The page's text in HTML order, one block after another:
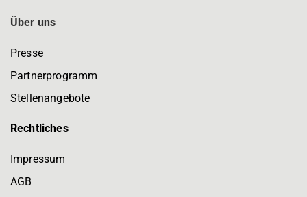
Über uns
Presse
Partnerprogramm
Stellenangebote
Rechtliches
Impressum
AGB